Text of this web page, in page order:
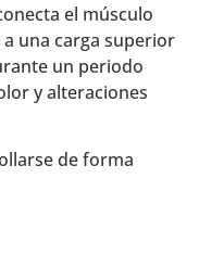
el músculo
una carga superior
un periodo
y alteraciones
de forma